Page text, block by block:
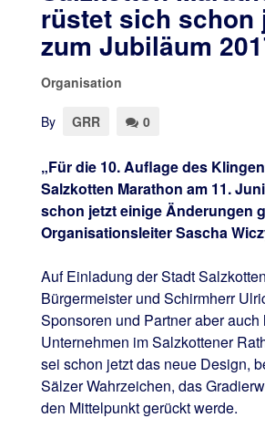
rüstet sich schon
zum Jubiläum
Organisation
By GRR 0
„Für die 10. Auflage des
Salzkotten Marathon am 11.
schon jetzt einige Änderungen
Organisationsleiter Sascha
Auf Einladung der Stadt
Bürgermeister und Schirmherr
Sponsoren und Partner aber auch
Unternehmen im Salzkottener
sei schon jetzt das neue Design,
Sälzer Wahrzeichen, das
den Mittelpunkt gerückt werde.